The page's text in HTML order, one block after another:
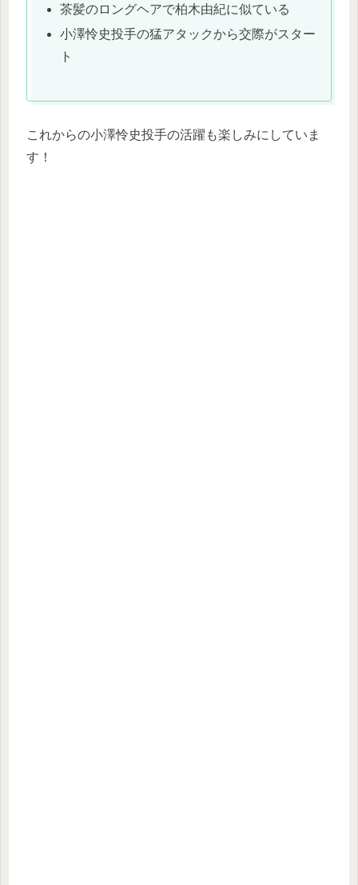
茶髪のロングヘアで柏木由紀に似ている
小澤怜史投手の猛アタックから交際がスター
ト
これからの小澤怜史投手の活躍も楽しみにしていま
す！